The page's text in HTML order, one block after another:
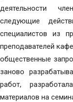
деятельности
следующие
специалистов из
преподавателей
общественные
заново
работ,
материалов на